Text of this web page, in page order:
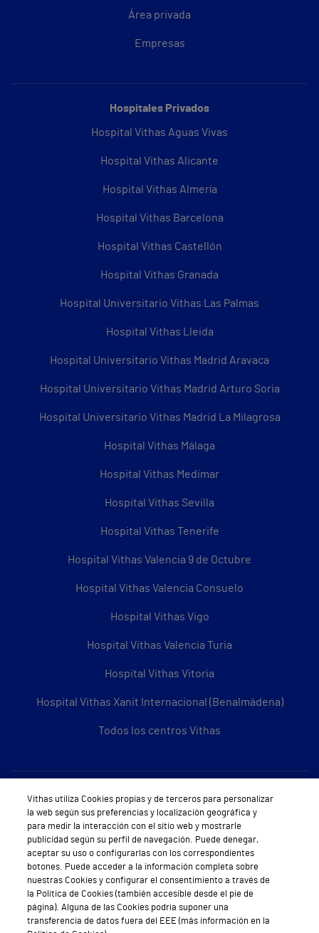
Área privada
Empresas
Hospitales Privados
Hospital Vithas Aguas Vivas
Hospital Vithas Alicante
Hospital Vithas Almería
Hospital Vithas Barcelona
Hospital Vithas Castellón
Hospital Vithas Granada
Hospital Universitario Vithas Las Palmas
Hospital Vithas Lleida
Hospital Universitario Vithas Madrid Aravaca
Hospital Universitario Vithas Madrid Arturo Soria
Hospital Universitario Vithas Madrid La Milagrosa
Hospital Vithas Málaga
Hospital Vithas Medimar
Hospital Vithas Sevilla
Hospital Vithas Tenerife
Hospital Vithas Valencia 9 de Octubre
Hospital Vithas Valencia Consuelo
Hospital Vithas Vigo
Hospital Vithas Valencia Turia
Hospital Vithas Vitoria
Hospital Vithas Xanit Internacional (Benalmádena)
Todos los centros Vithas
Sobre Vithas
Quiénes somos
Trabajar en Vithas
Teléfono Cita Médica
Teléfono Atención al Cliente
Vithas utiliza Cookies propias y de terceros para personalizar
la web según sus preferencias y localización geográfica y
para medir la interacción con el sitio web y mostrarle
publicidad según su perfil de navegación. Puede denegar,
aceptar su uso o configurarlas con los correspondientes
botones. Puede acceder a la información completa sobre
nuestras Cookies y configurar el consentimiento a través de
la Política de Cookies (también accesible desde el pie de
página). Alguna de las Cookies podría suponer una
transferencia de datos fuera del EEE (más información en la